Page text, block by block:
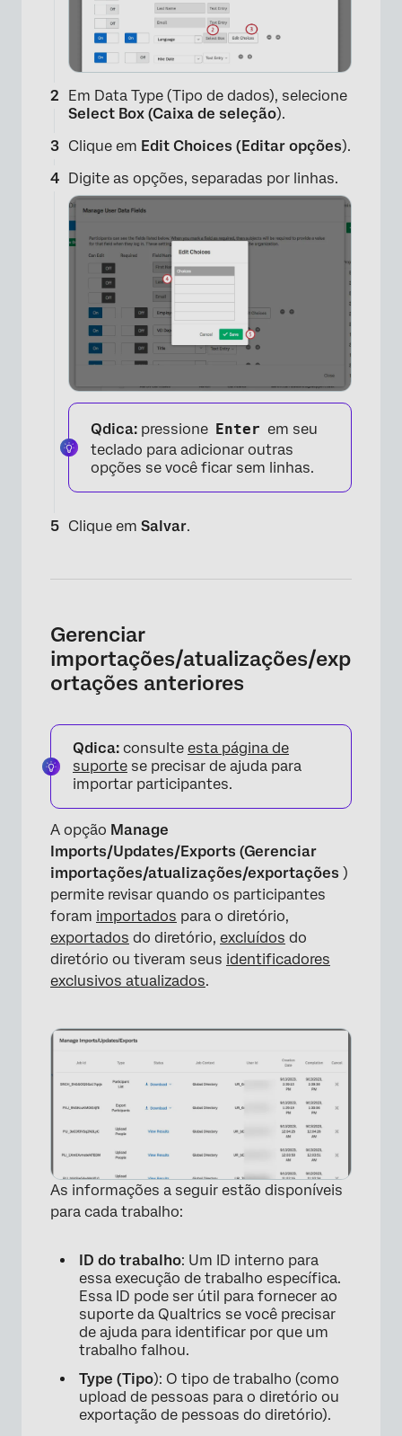
Em Data Type (Tipo de dados), selecione
Select Box (Caixa de seleção).
Clique em Edit Choices (Editar opções).
Digite as opções, separadas por linhas.
×
Qdica: pressione Enter em seu
teclado para adicionar outras
opções se você ficar sem linhas.
Clique em Salvar.
Gerenciar
importações/atualizações/exp
ortações anteriores
Qdica: consulte esta página de
suporte se precisar de ajuda para
importar participantes.
A opção Manage
Imports/Updates/Exports (Gerenciar
importações/atualizações/exportações )
permite revisar quando os participantes
foram importados para o diretório,
exportados do diretório, excluídos do
diretório ou tiveram seus identificadores
exclusivos atualizados.
As informações a seguir estão disponíveis
para cada trabalho:
ID do trabalho: Um ID interno para
essa execução de trabalho específica.
Essa ID pode ser útil para fornecer ao
suporte da Qualtrics se você precisar
de ajuda para identificar por que um
trabalho falhou.
Type (Tipo): O tipo de trabalho (como
upload de pessoas para o diretório ou
exportação de pessoas do diretório).